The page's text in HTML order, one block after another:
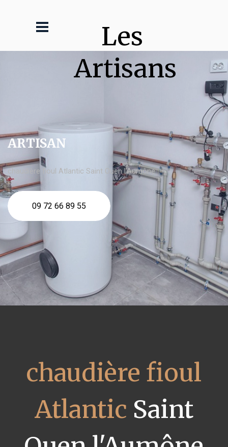
Les
Artisans
ARTISAN
chaudière fioul Atlantic Saint Ouen l'Aumône
09 72 66 89 55
chaudière fioul
Atlantic Saint